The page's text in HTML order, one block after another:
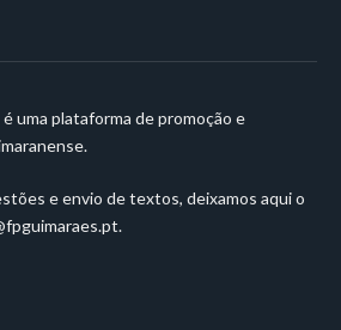
uma plataforma de promoção e
e envio de textos, deixamos aqui o
.